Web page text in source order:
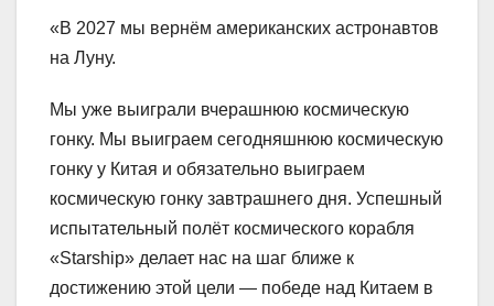
«В 2027 мы вернём американских астронавтов
на Луну.
Мы уже выиграли вчерашнюю космическую
гонку. Мы выиграем сегодняшнюю космическую
гонку у Китая и обязательно выиграем
космическую гонку завтрашнего дня. Успешный
испытательный полёт космического корабля
«Starship» делает нас на шаг ближе к
достижению этой цели — победе над Китаем в